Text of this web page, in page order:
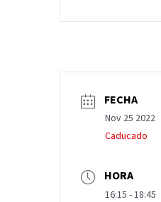
FECHA
Nov 25 2022
Caducado
HORA
16:15 - 18:45